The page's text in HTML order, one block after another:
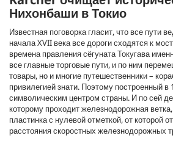
Нихонбаши в Токио
Известная поговорка гласит, что все пути
начала XVII века все дороги сходятся к
времена правления сёгуната Токугава
все главные торговые пути, и по ним
товары, но и многие путешественники –
привилегией знати. Поэтому построенный в
символическим центром страны. И по сей
которому проходит железнодорожная
пластинка с нулевой отметкой, от которой
расстояния скоростных железнодорожных